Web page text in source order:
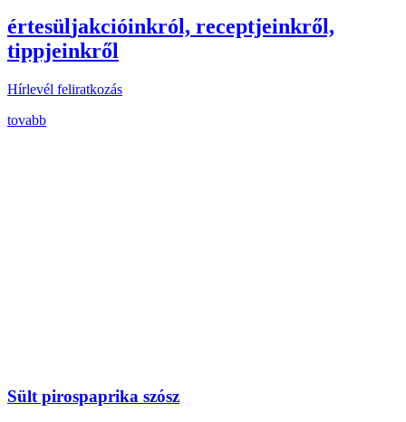
értesüljakcióinkról, receptjeinkről,
tippjeinkről
Hírlevél feliratkozás
tovabb
Sült pirospaprika szósz